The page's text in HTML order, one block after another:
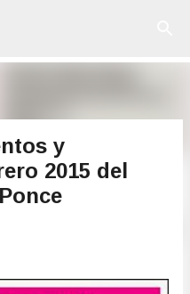
y
2015 del